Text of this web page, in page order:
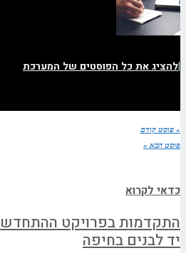
|להציג את כל הפוסטים של המערכת
« פוסט קודם
פוסט הבא »
כדאי לקרוא
התקדמות בפרויקט
יד לבנים בחיפה